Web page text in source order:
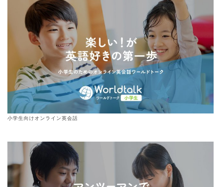
小学生向けオンライン英会話